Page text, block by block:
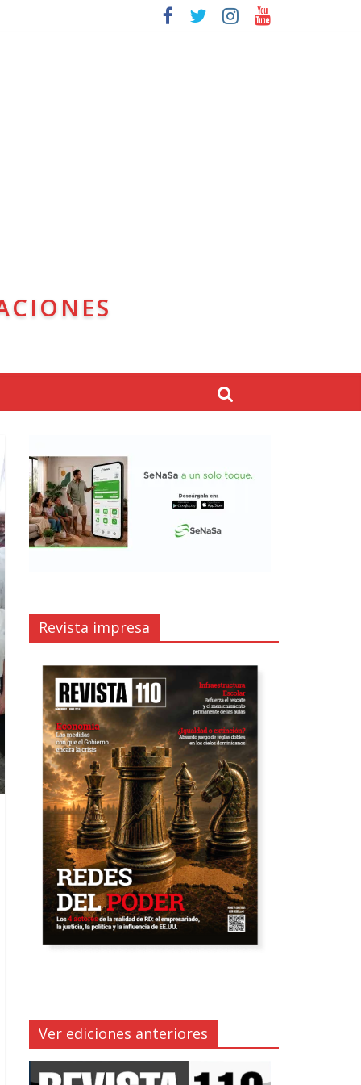
Revista impresa
Ver ediciones anteriores